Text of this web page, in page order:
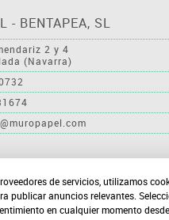
- BENTAPEA, SL
2 y 4
(Navarra)
de servicios, utilizamos
publicar anuncios relevantes.
en cualquier momento